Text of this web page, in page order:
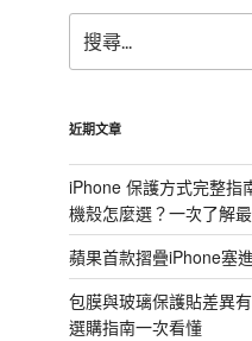
尋
關
字:
近期文章
iPhone 保護方式完整指
機殼怎麼選？一次了解
蘋果首款摺疊iPhone塞
包膜與玻璃保護貼差異
選購指南一次看懂